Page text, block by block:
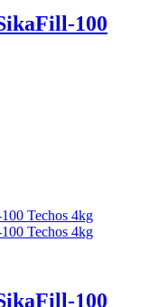
100
100